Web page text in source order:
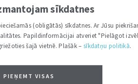
sīkdatnes
(obligātās) sīkdatnes. Ar Jūsu
Papildinformācijai atveriet "Pielāgot
šajā vietnē. Plašāk – sīkdatņu politikā.
PIEŅEMT VISAS